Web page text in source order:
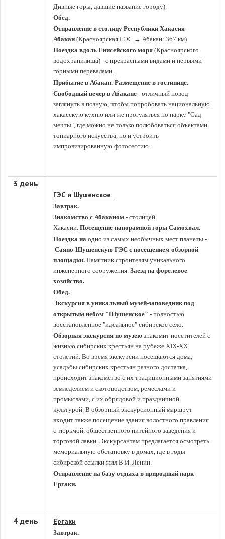
Дивные горы, давшие название городу).
Обед.
Отправление в столицу Республики Хакасия -
Абакан (Красноярская ГЭС → Абакан: 367 км).
Поездка вдоль Енисейского моря (Красноярского
водохранилища) - с прекрасными видами и первыми
горными перевалами.
Прибытие в Абакан. Размещение в гостинице.
Свободный вечер в Абакане - отличный повод
заглянуть в позную, чтобы попробовать национальную
хакасскую кухню или же прогуляться по парку "Сад
мечты", где можно не только полюбоваться объектами
топиарного искусства, но и устроить
импровизированную фотосессию.
3 день
ГЭС и Шушенское
Завтрак.
Знакомство с Абаканом - столицей
Хакасии. Посещение панорамной горы Самохвал.
Поездка на одно из самых необычных мест планеты -
Саяно-Шушенскую ГЭС с посещением обзорной
площадки. Памятник строителям уникального
инженерного сооружения. Заезд на форелевое
хозяйство.
Обед.
Экскурсия в уникальный музей-заповедник под
открытым небом "Шушенское" - полностью
восстановленное "идеальное" сибирское село.
Обзорная экскурсия по музею знакомит посетителей с
жизнью сибирских крестьян на рубеже XIX-XX
столетий. Во время экскурсии посещаются дома,
усадьбы сибирских крестьян разного достатка,
происходит знакомство с их традиционными занятиями
земледелием и скотоводством, ремеслами и
промыслами, с их обрядовой и праздничной
культурой. В обзорный экскурсионный маршрут
входит также посещение здания волостного правления
с тюрьмой, общественного питейного заведения и
торговой лавки. Экскурсантам предлагается осмотреть
мемориальную обстановку в домах, где в годы
сибирской ссылки жил В.И. Ленин.
Отправление на базу отдыха в природный парк
Ергаки.
4 день Ергаки
Завтрак.